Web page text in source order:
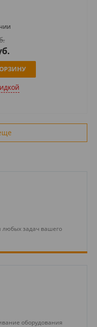
любых задач вашего
оборудования